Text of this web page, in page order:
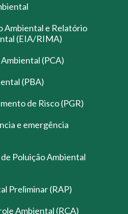
Ambiental e Relatório
(EIA/RIMA)
(PCA)
(PBA)
de Risco (PGR)
e emergência
Poluição Ambiental
Preliminar (RAP)
Ambiental (RCA)